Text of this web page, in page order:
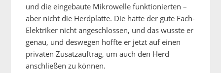
und die eingebaute Mikrowelle funktionierten –
aber nicht die Herdplatte. Die hatte der gute Fach-
Elektriker nicht angeschlossen, und das wusste er
genau, und deswegen hoffte er jetzt auf einen
privaten Zusatzauftrag, um auch den Herd
anschließen zu können.